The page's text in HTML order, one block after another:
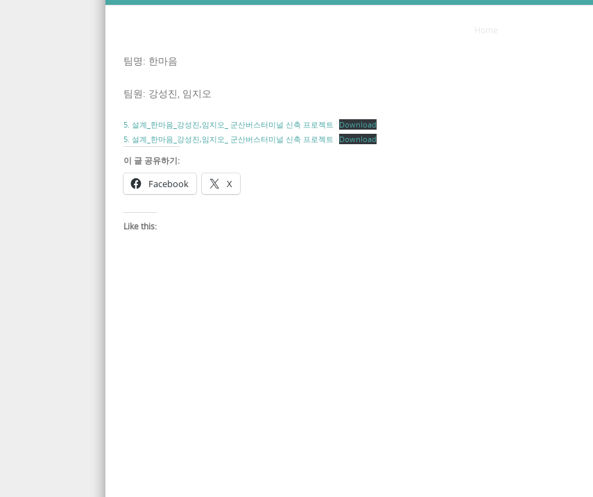
Home
팀명: 한마음
팀원: 강성진, 임지오
5. 설계_한마음_강성진,임지오_ 군산버스터미널 신축 프로젝트
Download
5. 설계_한마음_강성진,임지오_ 군산버스터미널 신축 프로젝트
Download
이 글 공유하기:
Facebook X
Like this: